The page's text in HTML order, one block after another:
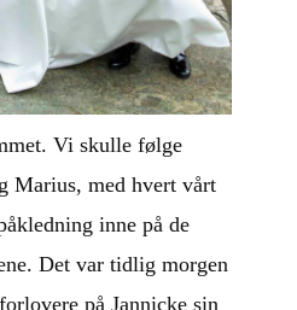
Vi skulle følge
Marius, med hvert vårt
inne på de
Det var tidlig morgen
på Jannicke sin